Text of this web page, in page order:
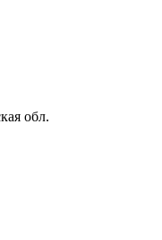
обл.